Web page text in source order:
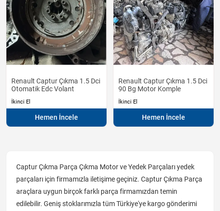
Renault Captur Çıkma 1.5 Dci
Otomatik Edc Volant
İkinci El
Hemen İncele
Renault Captur Çıkma 1.5 Dci
90 Bg Motor Komple
İkinci El
Hemen İncele
Captur Çıkma Parça Çıkma Motor ve Yedek Parçaları yedek
parçaları için firmamızla iletişime geçiniz. Captur Çıkma Parça
araçlara uygun birçok farklı parça firmamızdan temin
edilebilir. Geniş stoklarımızla tüm Türkiye'ye kargo gönderimi